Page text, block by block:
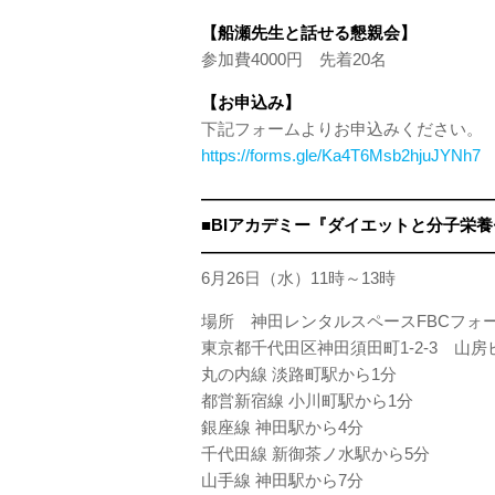
【船瀬先生と話せる懇親会】
参加費4000円 先着20名
【お申込み】
下記フォームよりお申込みください。
https://forms.gle/Ka4T6Msb2hjuJYNh7
■BIアカデミー『ダイエットと分子栄養
6月26日（水）11時～13時
場所 神田レンタルスペースFBCフォ
東京都千代田区神田須田町1-2-3 山房
丸の内線 淡路町駅から1分
都営新宿線 小川町駅から1分
銀座線 神田駅から4分
千代田線 新御茶ノ水駅から5分
山手線 神田駅から7分